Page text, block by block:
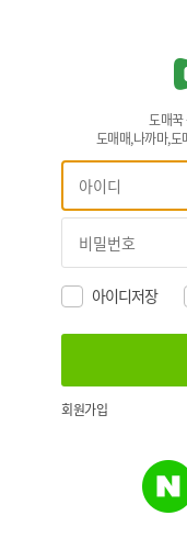
도매
도매매,나까마,
아이디저장
회원가입